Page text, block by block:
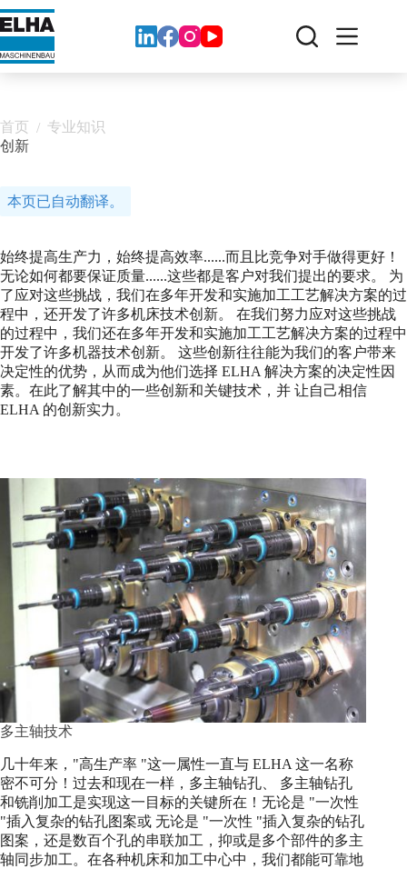
跳
至
容
首页 / 专业知识
创新
本页已自动翻译。
始终提高生产力，始终提高效率......而且比竞争对手做得更好！
无论如何都要保证质量......这些都是客户对我们提出的要求。 为
了应对这些挑战，我们在多年开发和实施加工工艺解决方案的过
程中，还开发了许多机床技术创新。 在我们努力应对这些挑战
的过程中，我们还在多年开发和实施加工工艺解决方案的过程中
开发了许多机器技术创新。 这些创新往往能为我们的客户带来
决定性的优势，从而成为他们选择 ELHA 解决方案的决定性因
素。在此了解其中的一些创新和关键技术，并 让自己相信
ELHA 的创新实力。
多主轴技术
几十年来，"高生产率 "这一属性一直与 ELHA 这一名称
密不可分！过去和现在一样，多主轴钻孔、 多主轴钻孔
和铣削加工是实现这一目标的关键所在！无论是 "一次性
"插入复杂的钻孔图案或 无论是 "一次性 "插入复杂的钻孔
图案，还是数百个孔的串联加工，抑或是多个部件的多主
轴同步加工。在各种机床和加工中心中，我们都能可靠地